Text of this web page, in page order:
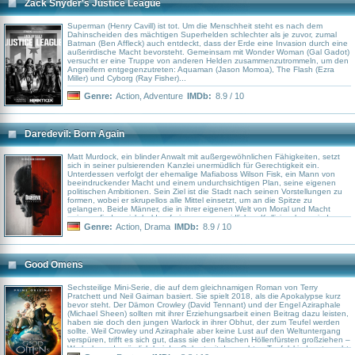
Zack Snyder's Justice League
Superman (Henry Cavill) ist tot. Um die Menschheit steht es nach dem
Dahinscheiden des mächtigen Superhelden schlechter als je zuvor, zumal
Batman (Ben Affleck) auch entdeckt, dass der Erde eine Invasion durch eine
außerirdische Macht bevorsteht. Gemeinsam mit Wonder Woman (Gal Gadot)
versucht er eine Truppe von anderen Helden zusammenzutrommeln, um den
Angreifern entgegenzutreten: Aquaman (Jason Momoa), The Flash (Ezra
Miller) und Cyborg (Ray Fisher)...
Genre: Action Adventure IMDb: 8.9 / 10
Daredevil: Born Again
Matt Murdock, ein blinder Anwalt mit außergewöhnlichen Fähigkeiten, setzt
sich in seiner pulsierenden Kanzlei unermüdlich für Gerechtigkeit ein.
Unterdessen verfolgt der ehemalige Mafiaboss Wilson Fisk, ein Mann von
beeindruckender Macht und einem undurchsichtigen Plan, seine eigenen
politischen Ambitionen. Sein Ziel ist die Stadt nach seinen Vorstellungen zu
formen, wobei er skrupellos alle Mittel einsetzt, um an die Spitze zu
gelangen. Beide Männer, die in ihrer eigenen Welt von Moral und Macht
agieren, finden sich bald auf einem unvermeidlichen Kollisionskurs wieder.
Ihre Kämpfe führen sie aber nicht nur als Bürger, sondern auch als Daredevil
Genre: Action Drama IMDb: 8.9 / 10
Good Omens
Sechsteilige Mini-Serie, die auf dem gleichnamigen Roman von Terry
Pratchett und Neil Gaiman basiert. Sie spielt 2018, als die Apokalypse kurz
bevor steht. Der Dämon Crowley (David Tennant) und der Engel Aziraphale
(Michael Sheen) sollten mit ihrer Erziehungsarbeit einen Beitrag dazu leisten,
haben sie doch den jungen Warlock in ihrer Obhut, der zum Teufel werden
sollte. Weil Crowley und Aziraphale aber keine Lust auf den Weltuntergang
verspüren, trifft es sich gut, dass sie den falschen Höllenfürsten großziehen –
Warlock wurde nämlich bei der Geburt mit dem echten Teufelskind vertauscht.